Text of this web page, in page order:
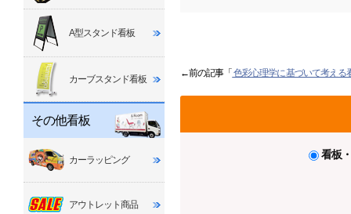
←前の記事「 色彩心理学に基づいて考える
看板
A型スタンド看板
カーブスタンド看板
その他看板
カーラッピング
アウトレット商品